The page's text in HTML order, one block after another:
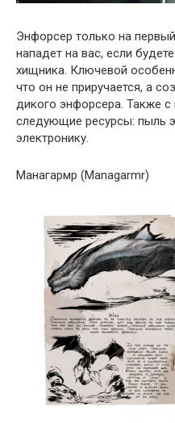
Энфорсер только на
нападет на вас, если
хищника. Ключевой
что он не приручается, а
дикого энфорсера. Также
следующие ресурсы: пыль
электронику.
Манагармр (Managarmr)